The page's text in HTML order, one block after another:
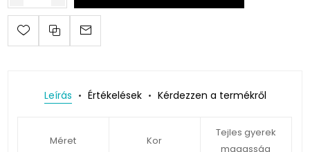
Leírás Értékelések Kérdezzen a termékről
Méret Kor
Tejles gyerek
magasság